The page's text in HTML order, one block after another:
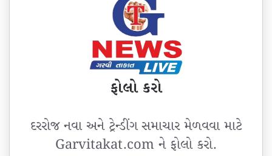
ફોલો કરો
દરરોજ નવા અને ટ્રેન્ડીંગ સમાચાર મેળવવા માટે
Garvitakat.com ને ફોલો કરો.